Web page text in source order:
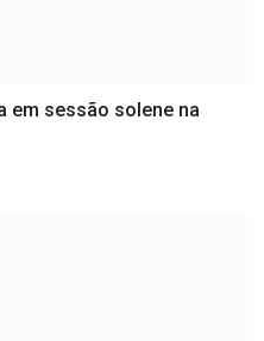
em sessão solene na